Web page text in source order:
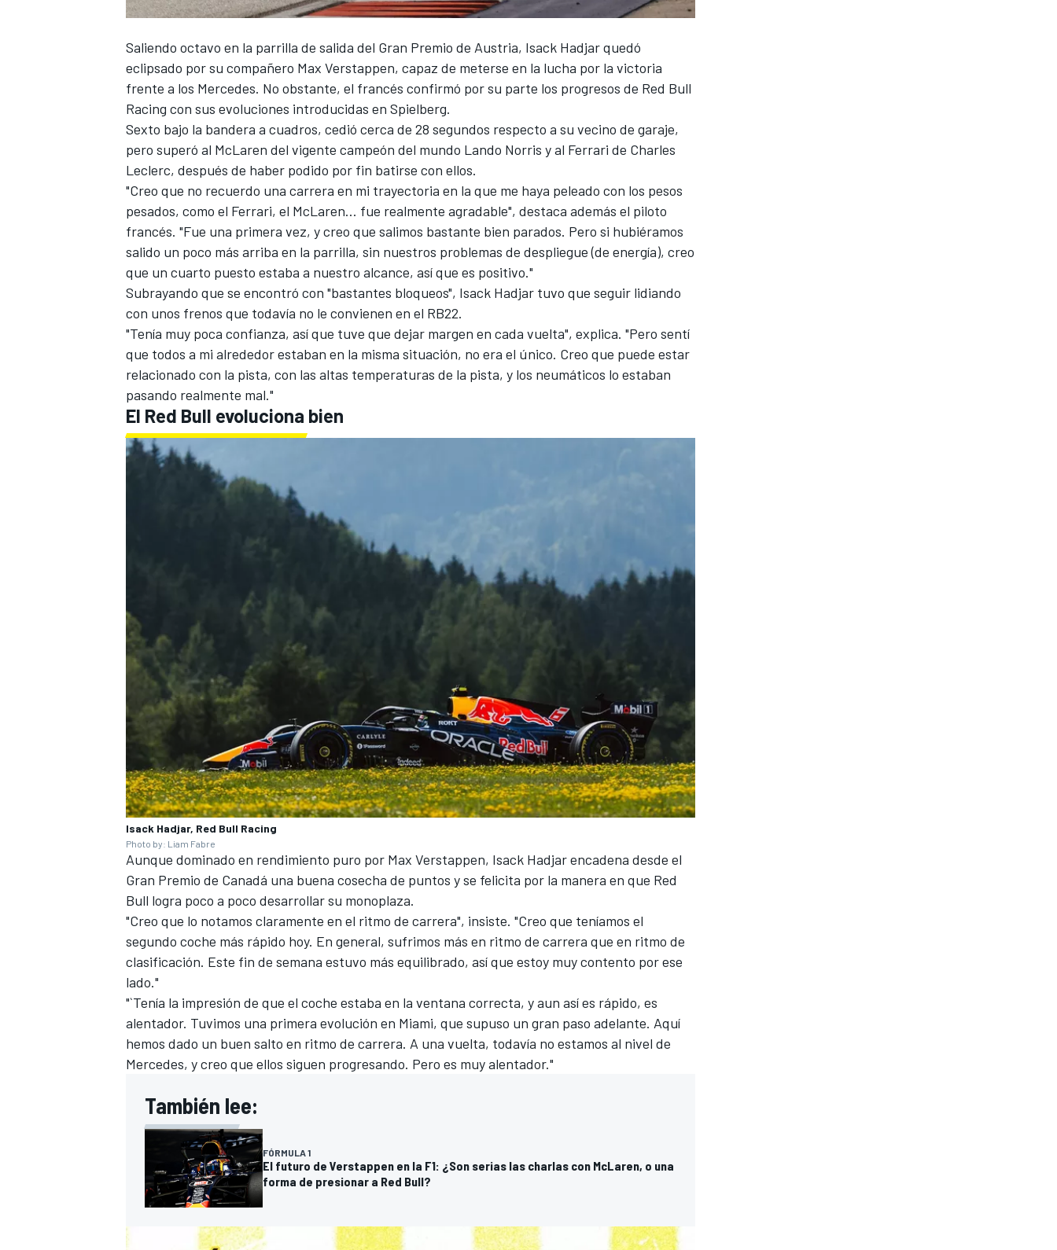
FÓRMULA E
WRC
MÁS CATEGORÍAS
Saliendo octavo en la parrilla de salida del Gran Premio de Austria, Isack Hadjarquedó
eclipsado por su compañero Max Verstappen, capaz de meterse en la lucha por la victoria
frente a los Mercedes. No obstante, el francés confirmó por su parte los progresos de Red Bull
Racing con sus evoluciones introducidas en Spielberg.
Sexto bajo la bandera a cuadros, cedió cerca de 28 segundos respecto a su vecino de garaje,
pero superó al McLaren del vigente campeón del mundo Lando Norris y al Ferrari de Charles
Leclerc, después de haber podido por fin batirse con ellos.
"Creo que no recuerdo una carrera en mi trayectoria en la que me haya peleado con los pesos
pesados, como el Ferrari, el McLaren... fue realmente agradable", destaca además el piloto
francés. "Fue una primera vez, y creo que salimos bastante bien parados. Pero si hubiéramos
salido un poco más arriba en la parrilla, sin nuestros problemas de despliegue (de energía), creo
que un cuarto puesto estaba a nuestro alcance, así que es positivo."
Subrayando que se encontró con "bastantes bloqueos", Isack Hadjar tuvo que seguir lidiando
con unos frenos que todavía no le convienen en el RB22.
"Tenía muy poca confianza, así que tuve que dejar margen en cada vuelta", explica. "Pero sentí
que todos a mi alrededor estaban en la misma situación, no era el único. Creo que puede estar
relacionado con la pista, con las altas temperaturas de la pista, y los neumáticos lo estaban
pasando realmente mal."
El Red Bull evoluciona bien
Isack Hadjar, Red Bull Racing
Photo by: Liam Fabre
Aunque dominado en rendimiento puro por Max Verstappen, Isack Hadjar encadena desde el
Gran Premio de Canadá una buena cosecha de puntos y se felicita por la manera en que Red
Bull logra poco a poco desarrollar su monoplaza.
"Creo que lo notamos claramente en el ritmo de carrera", insiste. "Creo que teníamos el
segundo coche más rápido hoy. En general, sufrimos más en ritmo de carrera que en ritmo de
clasificación. Este fin de semana estuvo más equilibrado, así que estoy muy contento por ese
lado."
"`Tenía la impresión de que el coche estaba en la ventana correcta, y aun así es rápido, es
alentador. Tuvimos una primera evolución en Miami, que supuso un gran paso adelante. Aquí
hemos dado un buen salto en ritmo de carrera. A una vuelta, todavía no estamos al nivel de
Mercedes, y creo que ellos siguen progresando. Pero es muy alentador."
También lee:
FÓRMULA 1
El futuro de Verstappen en la F1: ¿Son serias las charlas con McLaren, o una
forma de presionar a Red Bull?